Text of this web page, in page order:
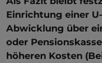
Einrichtung einer
Abwicklung über
oder
höheren Kosten